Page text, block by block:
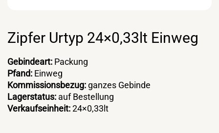
Zipfer Urtyp 24×0,33lt Einweg
Gebindeart: Packung
Pfand: Einweg
Kommissionsbezug: ganzes Gebinde
Lagerstatus: auf Bestellung
Verkaufseinheit:24×0,33lt